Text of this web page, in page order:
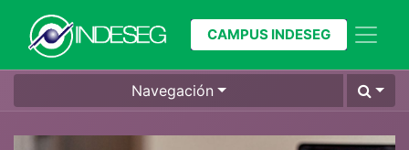
CAMPUS INDESEG
Navegación